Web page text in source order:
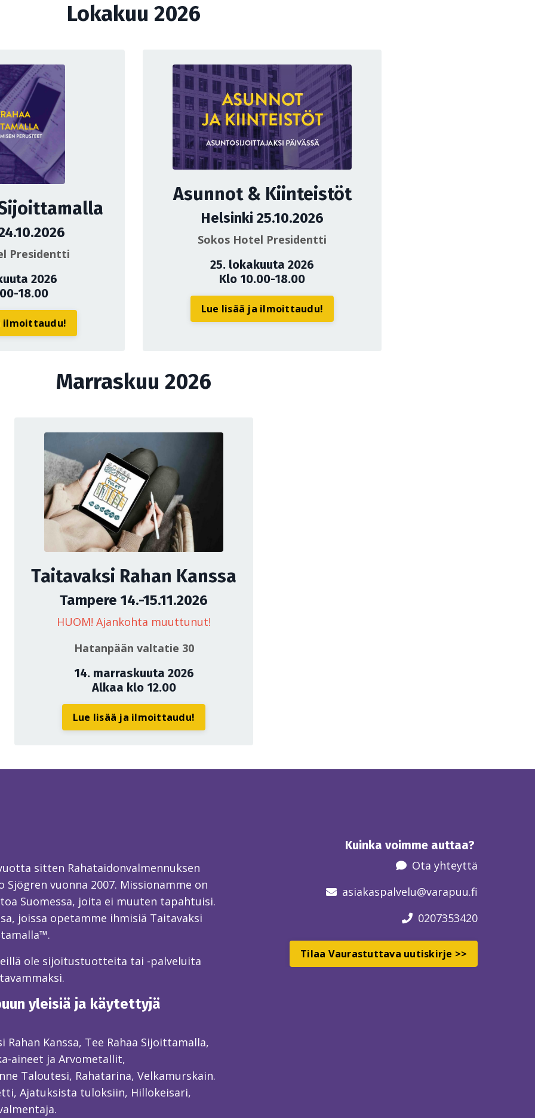
Lokakuu 2026
Presidentti
2026
18.00
ilmoittaudu!
Asunnot & Kiinteistöt
Helsinki 25.10.2026
Sokos Hotel Presidentti
25. lokakuuta 2026
Klo 10.00-18.00
Lue lisää ja ilmoittaudu!
Marraskuu 2026
Taitavaksi Rahan Kanssa
Tampere 14.-15.11.2026
HUOM! Ajankohta muuttunut!
Hatanpään valtatie 30
14. marraskuuta 2026
Alkaa klo 12.00
Lue lisää ja ilmoittaudu!
sitten Rahataidonvalmennuksen
vuonna 2007. Missionamme on
Suomessa, joita ei muuten tapahtuisi.
joissa opetamme ihmisiä Taitavaksi
ole sijoitustuotteita tai -palveluita
yleisiä ja käytettyjä
Kanssa, Tee Rahaa Sijoittamalla,
aineet ja Arvometallit,
Taloutesi, Rahatarina, Velkamurskain.
Ajatuksista tuloksiin, Hillokeisari,
Kuinka voimme auttaa?
Ota yhteyttä
asiakaspalvelu@varapuu.fi
0207353420
Tilaa Vaurastuttava uutiskirje >>